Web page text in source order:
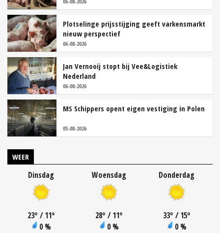
Plotselinge prijsstijging geeft varkensmarkt
nieuw perspectief
06-08-2026
Jan Vernooij stopt bij Vee&Logistiek
Nederland
06-08-2026
MS Schippers opent eigen vestiging in Polen
05-08-2026
WEER
Dinsdag
23° / 11°
0 %
Woensdag
28° / 11°
0 %
Donderdag
33° / 15°
0 %